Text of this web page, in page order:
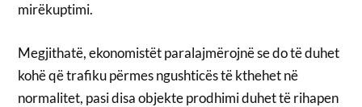
mirëkuptimi.
Megjithatë, ekonomistët paralajmërojnë se do të duhet
kohë që trafiku përmes ngushticës të kthehet në
normalitet, pasi disa objekte prodhimi duhet të rihapen